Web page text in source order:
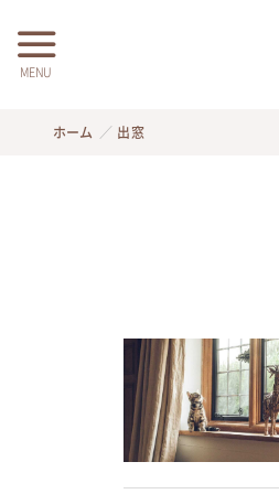
MENU
ホーム 出窓